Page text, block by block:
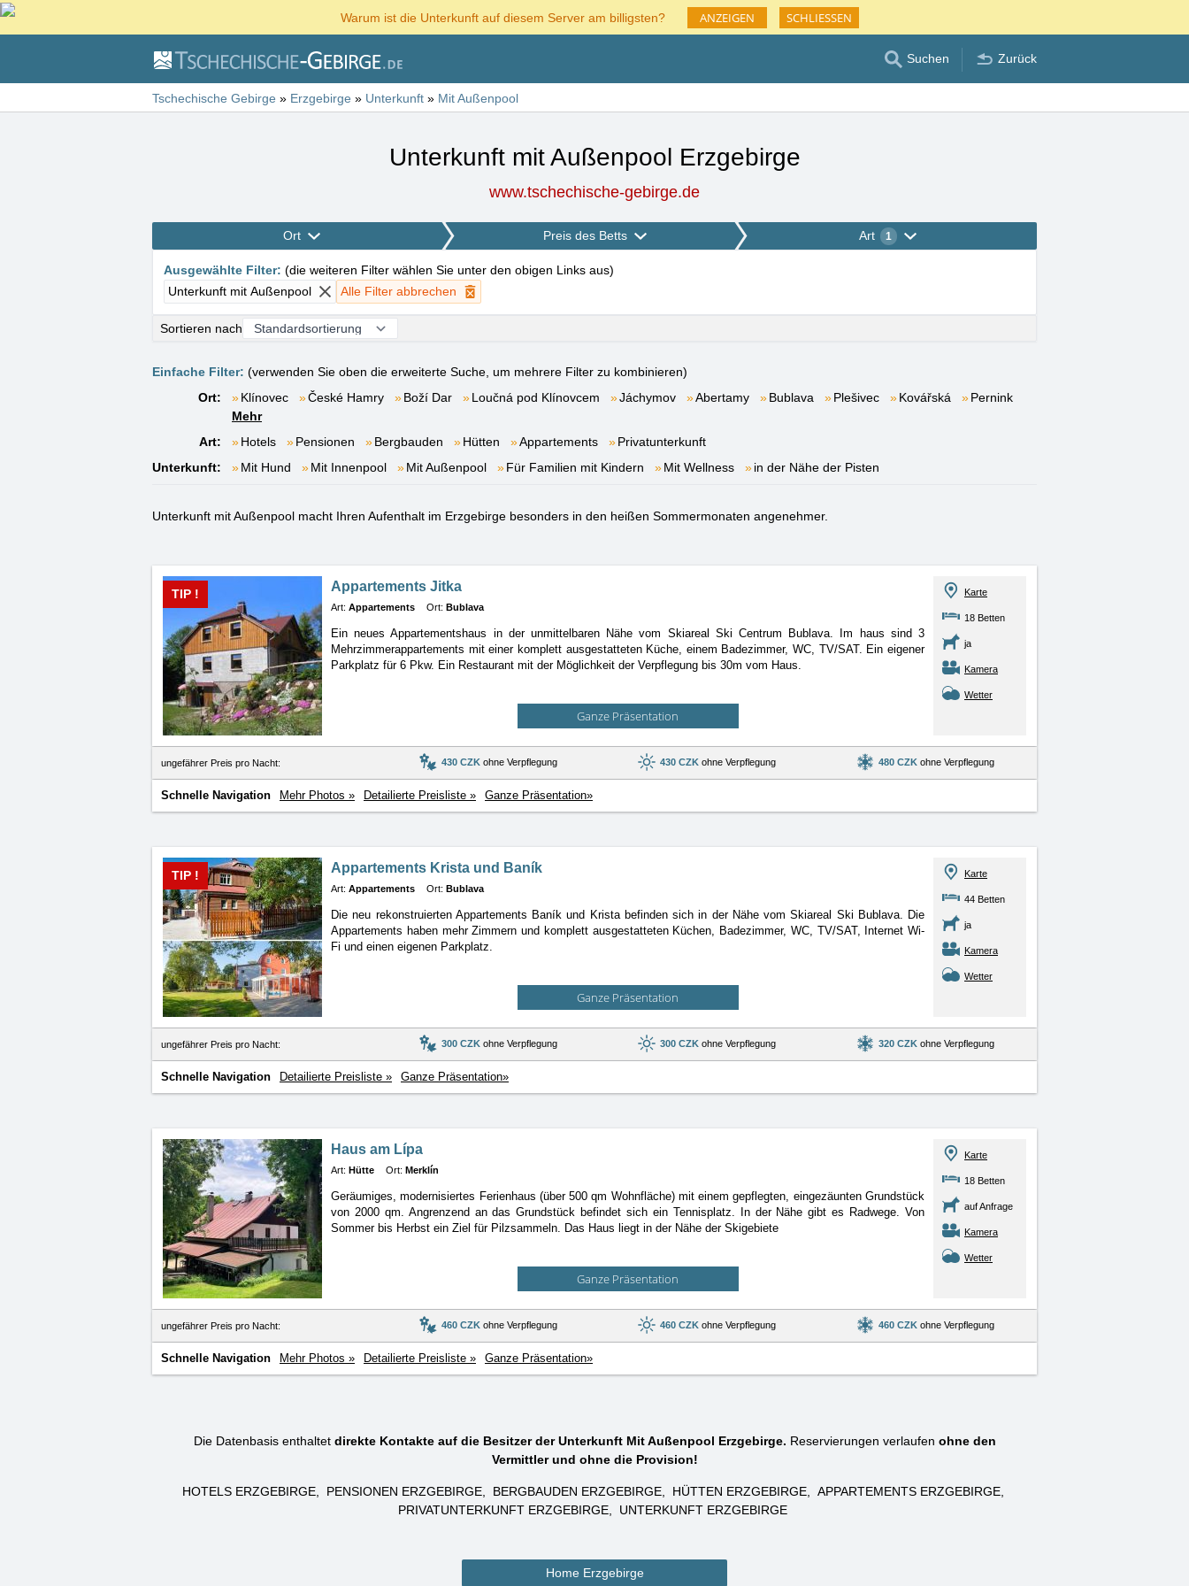
Warum ist die Unterkunft auf diesem Server am billigsten? ANZEIGEN SCHLIESSEN
Suchen Zurück
Tschechische Gebirge » Erzgebirge » Unterkunft » Mit Außenpool
Unterkunft mit Außenpool Erzgebirge
www.tschechische-gebirge.de
Ort Preis des Betts Art 1
Ausgewählte Filter: (die weiteren Filter wählen Sie unter den obigen Links aus)
Unterkunft mit Außenpool
Alle Filter abbrechen
Sortieren nach
Einfache Filter: (verwenden Sie oben die erweiterte Suche, um mehrere Filter zu kombinieren)
Ort:
Klínovec České Hamry Boží Dar Loučná pod Klínovcem Jáchymov Abertamy Bublava Plešivec Kovářská
Pernink
Mehr
Art:
Hotels Pensionen Bergbauden Hütten Appartements
Privatunterkunft
Unterkunft:
Mit Hund Mit Innenpool Mit Außenpool Für Familien mit Kindern Mit Wellness in der Nähe der Pisten
Unterkunft mit Außenpool macht Ihren Aufenthalt im Erzgebirge besonders in den heißen Sommermonaten angenehmer.
Appartements Jitka
TIP !
Art: Appartements Ort: Bublava
Ein neues Appartementshaus in der unmittelbaren Nähe vom Skiareal Ski Centrum Bublava. Im haus sind 3
Mehrzimmerappartements mit einer komplett ausgestatteten Küche, einem Badezimmer, WC, TV/SAT. Ein eigener
Parkplatz für 6 Pkw. Ein Restaurant mit der Möglichkeit der Verpflegung bis 30m vom Haus.
Ganze Präsentation
Karte
18 Betten
ja
Kamera
Wetter
ungefährer Preis pro Nacht: 430 CZKohne Verpflegung 430 CZKohne Verpflegung 480 CZKohne Verpflegung
Schnelle Navigation Mehr Photos » Detailierte Preisliste » Ganze Präsentation»
Appartements Krista und Baník
TIP !
Art: Appartements Ort: Bublava
Die neu rekonstruierten Appartements Baník und Krista befinden sich in der Nähe vom Skiareal Ski Bublava. Die
Appartements haben mehr Zimmern und komplett ausgestatteten Küchen, Badezimmer, WC, TV/SAT, Internet Wi-
Fi und einen eigenen Parkplatz.
Ganze Präsentation
Karte
44 Betten
ja
Kamera
Wetter
ungefährer Preis pro Nacht: 300 CZKohne Verpflegung 300 CZKohne Verpflegung 320 CZKohne Verpflegung
Schnelle Navigation Detailierte Preisliste » Ganze Präsentation»
Haus am Lípa
Art: Hütte Ort: Merklín
Geräumiges, modernisiertes Ferienhaus (über 500 qm Wohnfläche) mit einem gepflegten, eingezäunten Grundstück
von 2000 qm. Angrenzend an das Grundstück befindet sich ein Tennisplatz. In der Nähe gibt es Radwege. Von
Sommer bis Herbst ein Ziel für Pilzsammeln. Das Haus liegt in der Nähe der Skigebiete
Ganze Präsentation
Karte
18 Betten
auf Anfrage
Kamera
Wetter
ungefährer Preis pro Nacht: 460 CZKohne Verpflegung 460 CZKohne Verpflegung 460 CZKohne Verpflegung
Schnelle Navigation Mehr Photos » Detailierte Preisliste » Ganze Präsentation»
Die Datenbasis enthaltet direkte Kontakte auf die Besitzer der Unterkunft Mit Außenpool Erzgebirge. Reservierungen verlaufen ohne den
Vermittler und ohne die Provision!
HOTELS ERZGEBIRGE PENSIONEN ERZGEBIRGE BERGBAUDEN ERZGEBIRGE HÜTTEN ERZGEBIRGE
APPARTEMENTS ERZGEBIRGE
PRIVATUNTERKUNFT ERZGEBIRGE
UNTERKUNFT ERZGEBIRGE
Home Erzgebirge